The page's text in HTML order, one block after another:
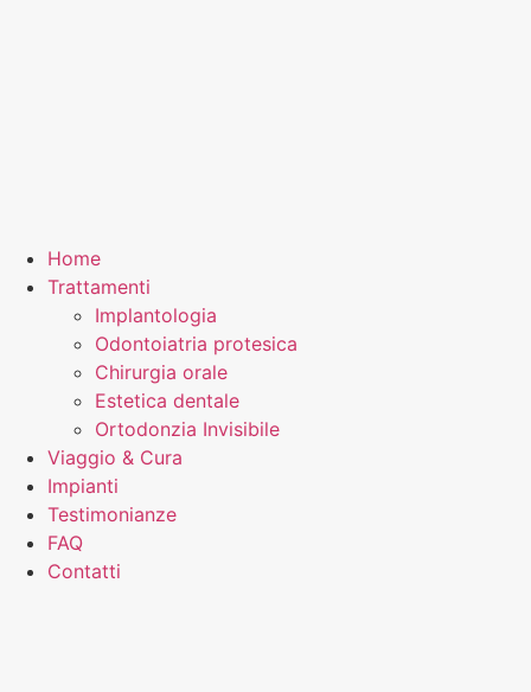
Home
Trattamenti
Implantologia
Odontoiatria protesica
Chirurgia orale
Estetica dentale
Ortodonzia Invisibile
Viaggio & Cura
Impianti
Testimonianze
FAQ
Contatti